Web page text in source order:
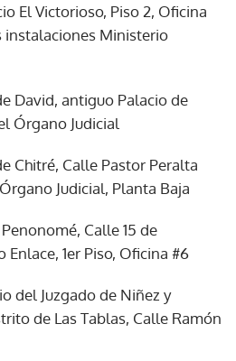
El Victorioso, Piso 2, Oficina
instalaciones Ministerio
David, antiguo Palacio de
Órgano Judicial
Chitré, Calle Pastor Peralta
Judicial, Planta Baja
Calle 15 de
Enlace, 1er Piso, Oficina #6
del Juzgado de Niñez y
de Las Tablas, Calle Ramón